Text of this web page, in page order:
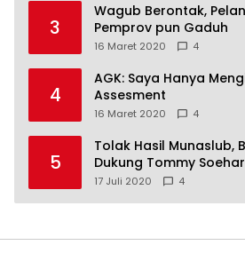
3
Wagub Berontak,
Pemprov pun Gaduh
16 Maret 2020 4
4
AGK: Saya Hanya
Assesment
16 Maret 2020 4
5
Tolak Hasil Munaslub,
Dukung Tommy
17 Juli 2020 4